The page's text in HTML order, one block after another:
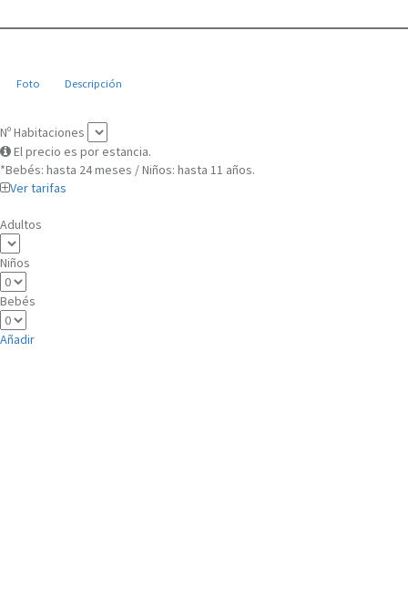
Foto Descripción
Nº Habitaciones
El precio es por estancia.
*Bebés: hasta 24 meses / Niños: hasta 11 años.
Ver tarifas
Adultos
Niños
Bebés
Añadir